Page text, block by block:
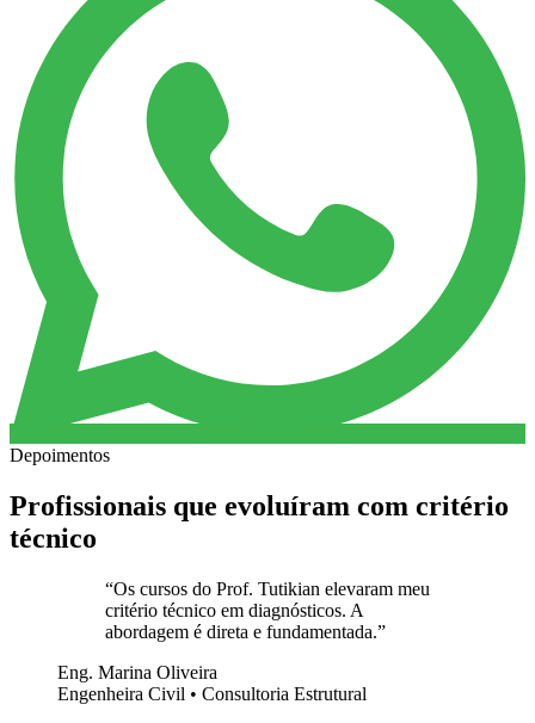
Depoimentos
Profissionais que evoluíram com critério
técnico
“Os cursos do Prof. Tutikian elevaram meu
critério técnico em diagnósticos. A
abordagem é direta e fundamentada.”
Eng. Marina Oliveira
Engenheira Civil • Consultoria Estrutural